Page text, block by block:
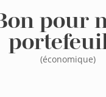
pour
(économique)